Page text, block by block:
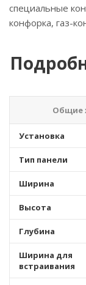
специальные
конфорка, газ-
Общие
Установка
Тип панели
Ширина
Высота
Глубина
Ширина для
встраивания